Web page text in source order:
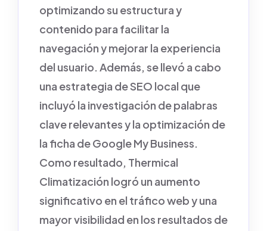
optimizando su estructura y
contenido para facilitar la
navegación y mejorar la experiencia
del usuario. Además, se llevó a cabo
una estrategia de SEO local que
incluyó la investigación de palabras
clave relevantes y la optimización de
la ficha de Google My Business.
Como resultado, Thermical
Climatización logró un aumento
significativo en el tráfico web y una
mayor visibilidad en los resultados de